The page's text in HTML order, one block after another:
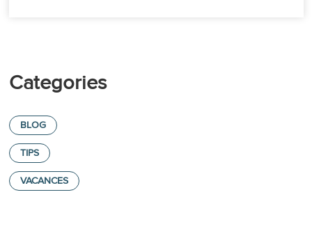
Categories
BLOG
TIPS
VACANCES